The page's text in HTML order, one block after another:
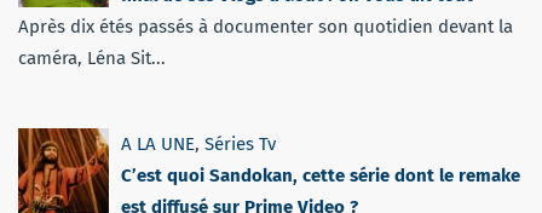
Après dix étés passés à documenter son quotidien devant la
caméra, Léna Sit...
A LA UNE, Séries Tv
C’est quoi Sandokan, cette série dont le remake
est diffusé sur Prime Video ?